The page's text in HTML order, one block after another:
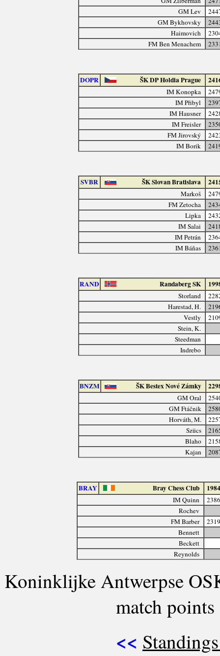
GM Lev
GM Bykhovsky
Haimovich
FM Ben Menachem
DOPR ŠK DP Holdia Prague
IM Konopka
IM Přibyl
IM Hausner
IM Freisler
FM Jirovský
IM Borik
SVBR ŠK Slovan Bratislava
Markoš
FM Zetocha
Lipka
IM Salai
IM Petrán
IM Báňas
RAND Randaberg SK
Storland
Harestad, H.
Vestly
Stein, K.
Steedman
Indrebo
BNZM ŠK Bestex Nové Zámky
GM Oral
GM Ftáčnik
Horváth, M.
Szücs
Blaho
Kajan
BRAY Bray Chess Club 1984
IM Quinn
2386
Rochev
FM Barber
2319
Bennett
Beckett
Reynolds
Koninklijke Antwerpse
match
<<